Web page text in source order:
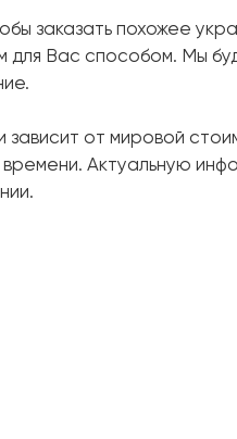
заказать похожее
для Вас способом. Мы
зависит от мировой
Актуальную